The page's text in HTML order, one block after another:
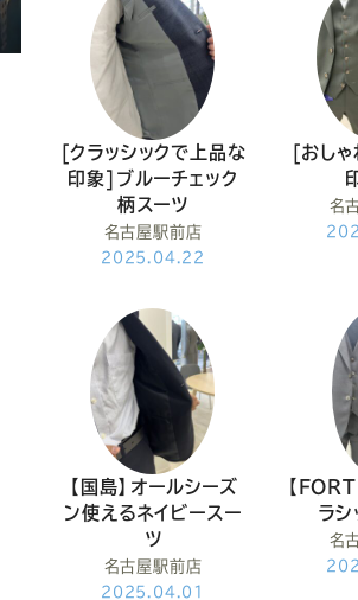
ツ
SADA
の
公
式
Youtube
ツ
SADA
の
公
式
Facebook
ツ
SADA
の
Twitter
の
ツ
[クラッシックで上品な
印象]ブルーチェック
柄スーツ
名古屋駅前店
2025.04.22
[おし
名
【国島】オールシーズ
ン使えるネイビースー
ツ
名古屋駅前店
2025.04.01
【
ラシ
名